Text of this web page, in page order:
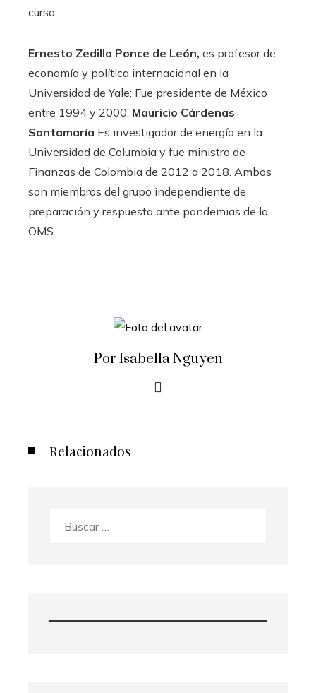
curso.
Ernesto Zedillo Ponce de León, es profesor de
economía y política internacional en la
Universidad de Yale; Fue presidente de México
entre 1994 y 2000. Mauricio Cárdenas
Santamaría Es investigador de energía en la
Universidad de Columbia y fue ministro de
Finanzas de Colombia de 2012 a 2018. Ambos
son miembros del grupo independiente de
preparación y respuesta ante pandemias de la
OMS.
Por Isabella Nguyen
Relacionados